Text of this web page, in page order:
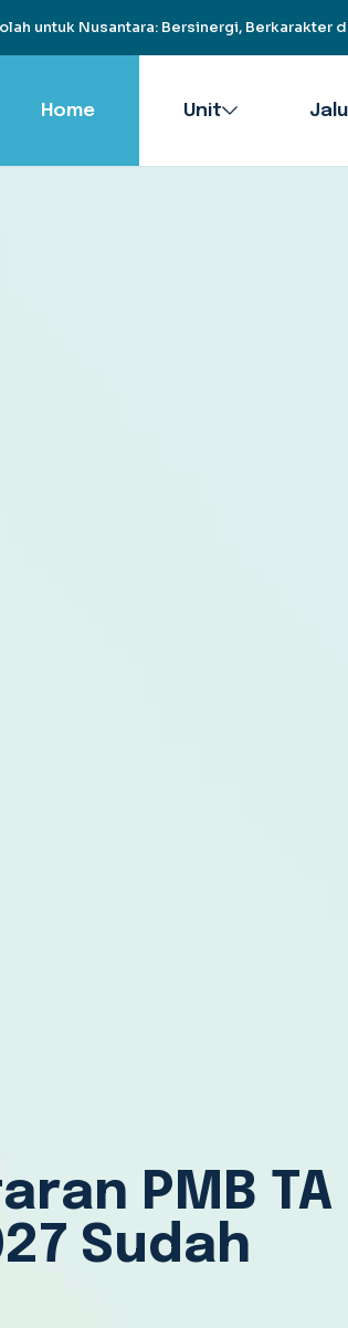
untuk Nusantara: Bersinergi, Berkarakter
Home Unit
PMB TA
Sudah